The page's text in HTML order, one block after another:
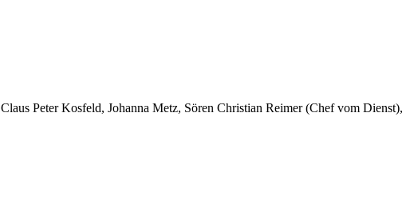
Claus Peter Kosfeld, Johanna Metz, Sören Christian Reimer (Chef vom Dienst),